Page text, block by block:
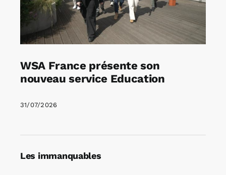
WSA France présente son
nouveau service Education
31/07/2026
Les immanquables